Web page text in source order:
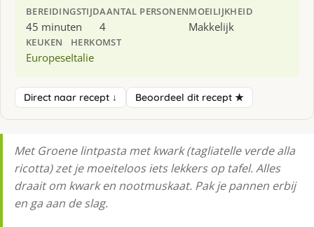
BEREIDINGSTIJD
45 minuten
AANTAL PERSONEN
4
MOEILIJKHEID
Makkelijk
KEUKEN
Europese
HERKOMST
Italie
Direct naar recept ↓ Beoordeel dit recept ★
Met Groene lintpasta met kwark (tagliatelle verde alla
ricotta) zet je moeiteloos iets lekkers op tafel. Alles
draait om kwark en nootmuskaat. Pak je pannen erbij
en ga aan de slag.